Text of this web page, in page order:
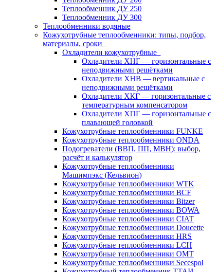
Теплообменник ДУ 250
Теплообменник ДУ 300
Теплообменники водяные
Кожухотрубные теплообменники: типы, подбор,
материалы, сроки
Охладители кожухотрубные
Охладители ХНГ — горизонтальные с
неподвижными решётками
Охладители ХНВ — вертикальные с
неподвижными решётками
Охладители ХКГ — горизонтальные с
температурным компенсатором
Охладители ХПГ — горизонтальные с
плавающей головкой
Кожухотрубные теплообменники FUNKE
Кожухотрубные теплообменники ONDA
Подогреватели (ВВП, ПП, МВН): выбор,
расчёт и калькулятор
Кожухотрубные теплообменники
Машимпэкс (Кельвион)
Кожухотрубные теплообменники WTK
Кожухотрубные теплообменники BCF
Кожухотрубные теплообменники Bitzer
Кожухотрубные теплообменники BOWA
Кожухотрубные теплообменники CIAT
Кожухотрубные теплообменники Doucette
Кожухотрубные теплообменники HRS
Кожухотрубные теплообменники LCH
Кожухотрубные теплообменники OMT
Кожухотрубные теплообменники Secespol